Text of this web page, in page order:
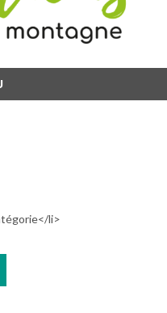
li>